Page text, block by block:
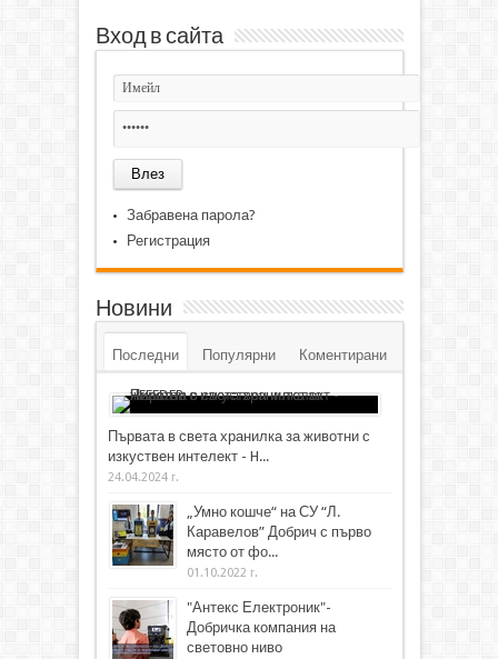
Вход в сайта
Забравена парола?
Регистрация
Новини
Последни Популярни Коментирани
Първата в света хранилка за животни с
изкуствен интелект - H...
24.04.2024 г.
„Умно кошче“ на СУ “Л.
Каравелов” Добрич с първо
място от фо...
01.10.2022 г.
"Антекс Електроник"-
Добричка компания на
световно ниво